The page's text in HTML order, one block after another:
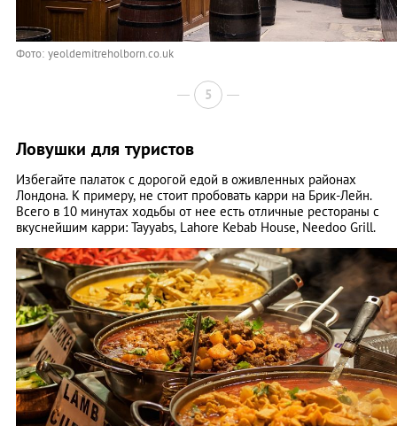
Фото: yeoldemitreholborn.co.uk
5
Ловушки для туристов
Избегайте палаток с дорогой едой в оживленных районах
Лондона. К примеру, не стоит пробовать карри на Брик-Лейн.
Всего в 10 минутах ходьбы от нее есть отличные рестораны с
вкуснейшим карри: Tayyabs, Lahore Kebab House, Needoo Grill.